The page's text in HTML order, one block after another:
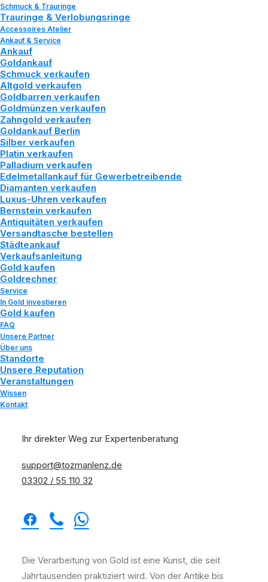
Schmuck & Trauringe
Trauringe & Verlobungsringe
Accessoires Atelier
Ankauf & Service
Ankauf
Goldankauf
Schmuck verkaufen
Altgold verkaufen
Goldbarren verkaufen
Goldmünzen verkaufen
Zahngold verkaufen
Goldankauf Berlin
Silber verkaufen
Platin verkaufen
Palladium verkaufen
Edelmetallankauf für Gewerbetreibende
Diamanten verkaufen
Luxus-Uhren verkaufen
Bernstein verkaufen
Antiquitäten verkaufen
Versandtasche bestellen
Städteankauf
Verkaufsanleitung
Gold kaufen
Goldrechner
Service
In Gold investieren
Gold kaufen
FAQ
Unsere Partner
Über uns
Standorte
Unsere Reputation
Veranstaltungen
Wissen
Kontakt
Ihr direkter Weg zur Expertenberatung
support@tozmanlenz.de
03302 / 55 110 32
TRADITIONELLEN
HANDWERKSKUNST
BIS ZUR MODERNEN
TECHNOLOGIE
traditionellen Handwerkskunst bis zur
Die Verarbeitung von Gold ist eine Kunst, die seit
Jahrtausenden praktiziert wird. Von der Antike bis